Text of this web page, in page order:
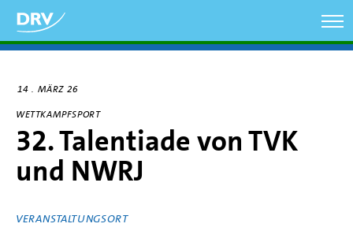
zum
Inhalt
14 MÄRZ 26
WETTKAMPFSPORT
32. Talentiade von TVK
und NWRJ
VERANSTALTUNGSORT